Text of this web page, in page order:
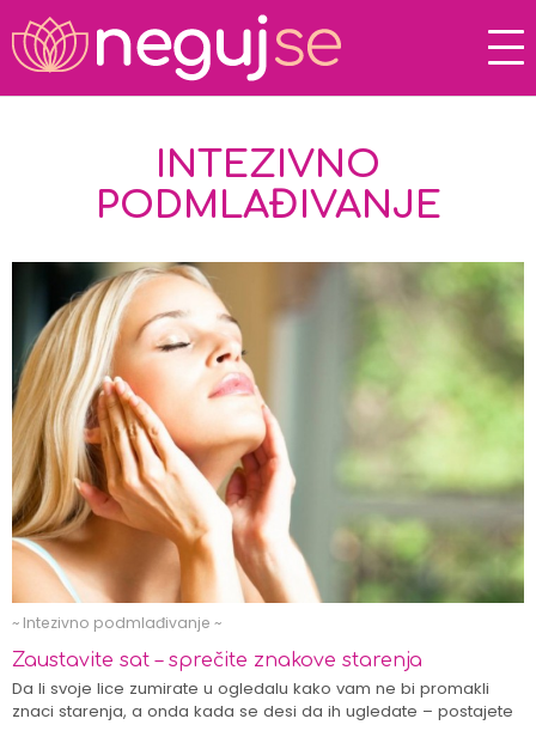
INTEZIVNO
PODMLAĐIVANJE
~ Intezivno podmlađivanje ~
Zaustavite sat – sprečite znakove starenja
Da li svoje lice zumirate u ogledalu kako vam ne bi promakli
znaci starenja, a onda kada se desi da ih ugledate – postajete